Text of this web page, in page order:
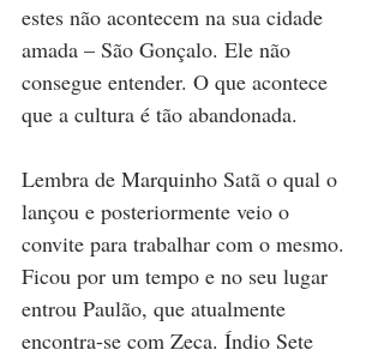
estes não acontecem na sua cidade
amada – São Gonçalo. Ele não
consegue entender. O que acontece
que a cultura é tão abandonada.
Lembra de Marquinho Satã o qual o
lançou e posteriormente veio o
convite para trabalhar com o mesmo.
Ficou por um tempo e no seu lugar
entrou Paulão, que atualmente
encontra-se com Zeca. Índio Sete